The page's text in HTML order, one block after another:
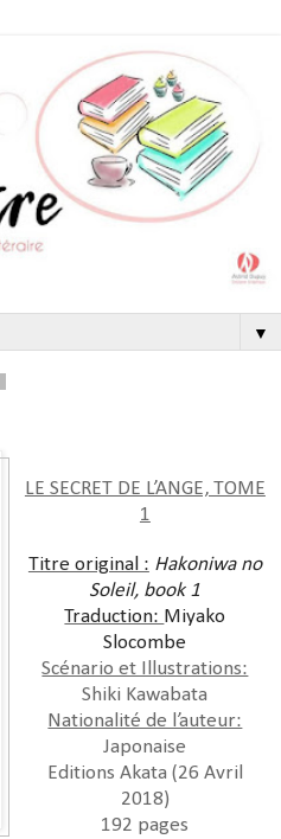
▼
LE SECRET DE L’ANGE, TOME
1
Titre original : Hakoniwa no
Soleil, book 1
Traduction: Miyako
Slocombe
Scénario et Illustrations:
Shiki Kawabata
Nationalité de l’auteur:
Japonaise
Editions Akata (26 Avril
2018)
192 pages